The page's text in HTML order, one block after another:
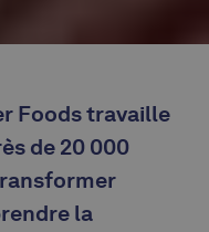
Foods travaille
de 20 000
la